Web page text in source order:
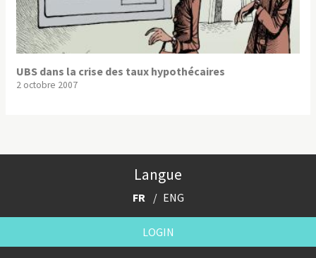
UBS dans la crise des taux hypothécaires
2 octobre 2007
Langue
FR ENG
LOGIN